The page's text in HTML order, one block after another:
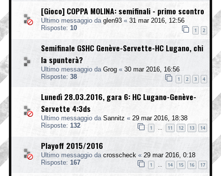
[Gioco] COPPA MOLINA: semifinali - primo scontro
Ultimo messaggio da glen93 « 31 mar 2016, 12:56
Risposte: 10 1 2
Semifinale GSHC Genève-Servette-HC Lugano, chi
la spunterà?
Ultimo messaggio da Grog « 30 mar 2016, 16:56
Risposte: 38 1 2 3 4
Lunedì 28.03.2016, gara 6: HC Lugano-Genève-
Servette 4:3ds
Ultimo messaggio da Sannitz « 29 mar 2016, 18:38
Risposte: 132 1 … 11 12 13 14
Playoff 2015/2016
Ultimo messaggio da crosscheck « 29 mar 2016, 0:18
Risposte: 167 1 … 14 15 16 17